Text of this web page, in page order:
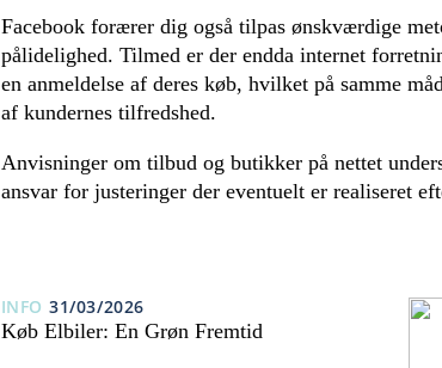
Facebook forærer dig også tilpas ønskværdige
pålidelighed. Tilmed er der endda internet
en anmeldelse af deres køb, hvilket på samme
af kundernes tilfredshed.
Anvisninger om tilbud og butikker på nettet
ansvar for justeringer der eventuelt er realiseret
INFO 31/03/2026
Køb Elbiler: En Grøn Fremtid